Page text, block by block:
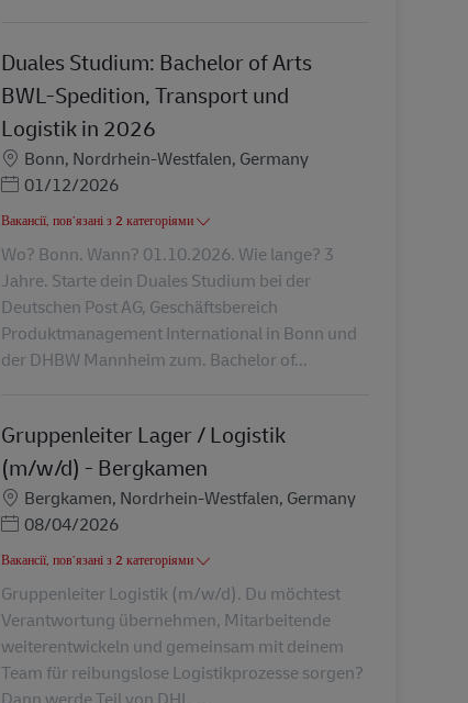
Duales Studium: Bachelor of Arts
BWL-Spedition, Transport und
Logistik in 2026
Місцезнаходження
Bonn, Nordrhein-Westfalen, Germany
Posted Date
01/12/2026
Вакансії, пов’язані з 2 категоріями
Wo? Bonn. Wann? 01.10.2026. Wie lange? 3
Jahre. Starte dein Duales Studium bei der
Deutschen Post AG, Geschäftsbereich
Produktmanagement International in Bonn und
der DHBW Mannheim zum. Bachelor of...
Gruppenleiter Lager / Logistik
(m/w/d) - Bergkamen
Місцезнаходження
Bergkamen, Nordrhein-Westfalen, Germany
Posted Date
08/04/2026
Вакансії, пов’язані з 2 категоріями
Gruppenleiter Logistik (m/w/d). Du möchtest
Verantwortung übernehmen, Mitarbeitende
weiterentwickeln und gemeinsam mit deinem
Team für reibungslose Logistikprozesse sorgen?
Dann werde Teil von DHL ...